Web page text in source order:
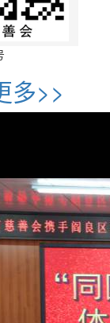
多>>